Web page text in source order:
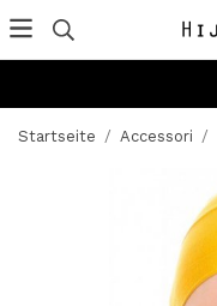
Startseite / Accessori /